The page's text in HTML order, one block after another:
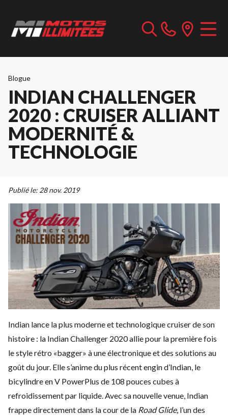
Blogue
INDIAN CHALLENGER
2020 : CRUISER ALLIANT
MODERNITÉ &
TECHNOLOGIE
Publié le: 28 nov. 2019
Indian lance la plus moderne et technologique cruiser de son
histoire : la Indian Challenger 2020allie pour la première fois
le style rétro «bagger» à une électronique et des solutions au
goût du jour. Elle s’anime du plus récent engin d’Indian, le
bicylindre en V PowerPlus de 108 pouces cubes à
refroidissement par liquide. Avec sa nouvelle venue, Indian
frappe directement dans la cour de la Road Glide, l’un des